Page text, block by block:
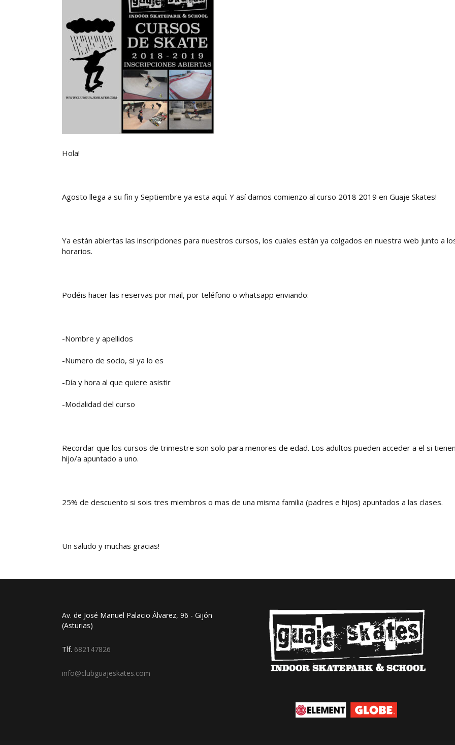
Hola!
Agosto llega a su fin y Septiembre ya esta aquí. Y así damos comienzo al curso 2018 2019 en Guaje Skates!
Ya están abiertas las inscripciones para nuestros cursos, los cuales están ya colgados en nuestra web junto a
horarios.
Podéis hacer las reservas por mail, por teléfono o whatsapp enviando:
-Nombre y apellidos
-Numero de socio, si ya lo es
-Día y hora al que quiere asistir
-Modalidad del curso
Recordar que los cursos de trimestre son solo para menores de edad. Los adultos pueden acceder a el si
hijo/a apuntado a uno.
25% de descuento si sois tres miembros o mas de una misma familia (padres e hijos) apuntados a las clases.
Un saludo y muchas gracias!
Av. de José Manuel Palacio Álvarez, 96 - Gijón
(Asturias)
Tlf. 682147826
info@clubguajeskates.com